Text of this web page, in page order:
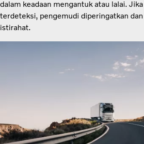
dalam keadaan mengantuk atau lalai.
terdeteksi, pengemudi diperingatkan
istirahat.